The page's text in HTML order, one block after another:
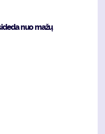
nuo mažų